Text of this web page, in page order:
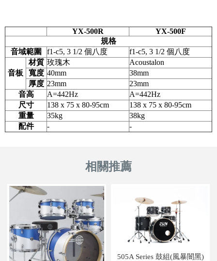
YX-500R
YX-500F
規格
音域範圍
f1-c5, 3 1/2 個八度 f1-c5, 3 1/2 個八度
音板
材質 玫瑰木
Acoustalon
寬度 40mm
38mm
厚度 23mm
23mm
音高
A=442Hz
A=442Hz
尺寸
138 x 75 x 80-95cm
138 x 75 x 80-95cm
重量
35kg
38kg
配件
- -
505A Series 鼓組(風暴闇黑)